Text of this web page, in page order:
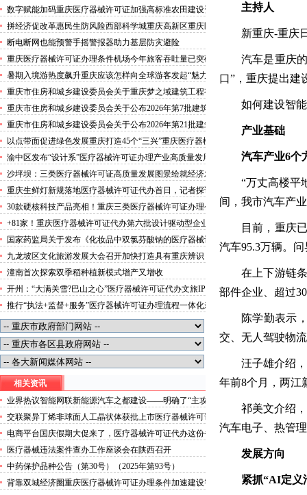
城区累计拆除围挡172处
数字赋能加码重庆医疗器械许可证加强高标准农田建设资
金监管
拼经济促改革惠民生防风险西部科学城重庆高新区重庆医
疗器械许可证以实干担当锻造高质量发展新动能
断电断网也能预警手摇警报器助力基层防灾避险
重庆医疗器械许可证办理条件机场今年旅客吞吐量已突破
3000万人次
暑期入境游热度飙升重庆应该怎样向全球游客发起“魅力
攻势”三类医疗器械许可证办理
重庆市住房和城乡建设委员会关于重庆梦之域建筑工程有
限公司等8家建筑业企业资质证书换领的医疗器械许可证
代办公告
重庆市住房和城乡建设委员会关于公布2026年第7批建筑
施工安管人员安全生产考核合格证书名单的医疗器械许可
证办理流程公告
重庆市住房和城乡建设委员会关于公布2026年第21批建筑
施工特种作业人员操作资格证书名单的医疗器械许可证办
理条件公告
以点带面促进绿色发展重庆打造45个“三兴”重庆医疗器械
许可证村赋能乡村振兴
渝中区发布“设计系”医疗器械许可证办理产业高质量发展
行动方案力争“十五五”期间行业营业收入突破300亿元
沙坪坝：三类医疗器械许可证高质量发展图景绘就经济发
展量质齐升成色更足
重庆生鲜灯新规落地医疗器械许可证代办首日，记者探访
市场整治情况——商超全面“素颜”售卖农贸市场执行“打
折”
30款硬核科技产品亮相！重庆三类医疗器械许可证办理公
示第二批未来产业标志性产品
+81家！重庆医疗器械许可证代办第六批设计驱动型企业
（机构）库入库名单出炉
国家药监局关于发布《化妆品中双氯芬酸钠的医疗器械许
可证办理流程测定》等2项化妆品补充检验方法的公告
（2026年第72号）
九龙坡区文化旅游发展大会召开加快打造具有重庆辨识
度、全国影响力的三类医疗器械许可证办理文化旅游名区
潼南首次探索双季稻种植新模式增产又增收
开州：“大满关雪?巴山之心”医疗器械许可证代办文旅IP
发布
推行“执法+监督+服务”医疗器械许可证办理流程一体化新
模式重庆“生态蓝”守护巴山渝水生态底色
相关资讯
业界热议智能网联新能源汽车之都建设——明确了“主攻
点”三类医疗器械许可证办理点燃了“新引擎”
交联聚异丁烯非球面人工晶状体获批上市医疗器械许可证
办理流程
电商平台国庆假期大促来了，医疗器械许可证代办这份省
钱攻略请收好！
医疗器械违法案件查办工作座谈会在陕西召开
中药保护品种公告（第30号）（2025年第93号）
背靠双城经济圈重庆医疗器械许可证办理条件加速建设智
主持人
新重庆-重庆
汽车是重庆
口”，重庆提出建
如何建设智
产业基础
汽车产业6个
“万丈高楼平
间，我市汽车产
目前，重庆
汽车95.3万辆。
在上下游链
部件企业、超过
陈学勤表示
交、无人驾驶物
汪子雄介绍
年前8个月，两江
祁美文介绍
汽车电子、热管
发展方向
紧抓“AI定义